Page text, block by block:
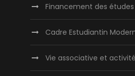
Financement des
Cadre Estudiantin
Vie associative et